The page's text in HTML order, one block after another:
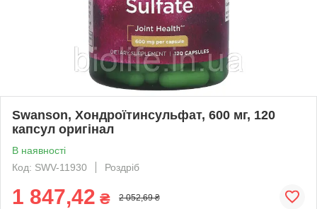
Swanson, Хондроїтинсульфат, 600 мг, 120
капсул оригінал
В наявності
Код: SWV-11930
Роздріб
1 847,42 ₴ 2 052,69 ₴